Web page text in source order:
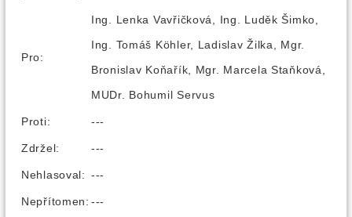
Pro:
Ing. Lenka Vavřičková, Ing. Luděk Šimko,
Ing. Tomáš Köhler, Ladislav Žilka, Mgr.
Bronislav Koňařík, Mgr. Marcela Staňková,
MUDr. Bohumil Servus
Proti: ---
Zdržel: ---
Nehlasoval: ---
Nepřítomen: ---